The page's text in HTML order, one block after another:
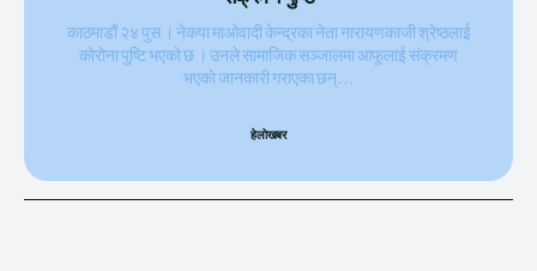
काठमाडाैं २४ पुस । नेकपा माओवादी केन्द्रका नेता नारायणकाजी श्रेष्ठलाई
काेराेना पुष्टि भएकाे छ । उनले सामाजिक सञ्जालमा आफूलाई संक्रमण
भएकाे जानकारी गराएका छन्...
हेलाेखबर